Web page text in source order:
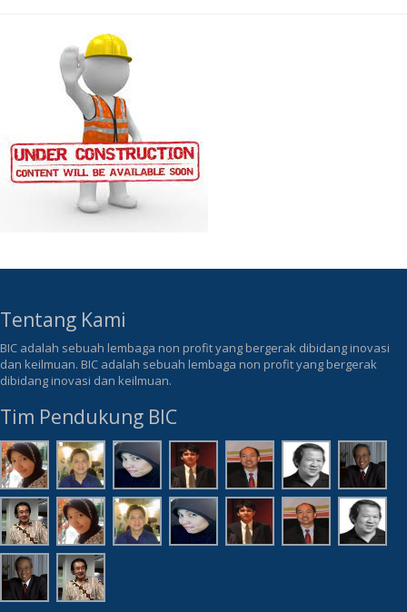
Tentang Kami
BIC adalah sebuah lembaga non profit yang bergerak dibidang inovasi
dan keilmuan. BIC adalah sebuah lembaga non profit yang bergerak
dibidang inovasi dan keilmuan.
Tim Pendukung BIC